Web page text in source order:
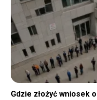
Gdzie złożyć wniosek